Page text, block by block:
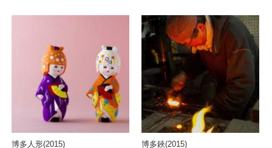
博多人形(2015) 博多鋏(2015)